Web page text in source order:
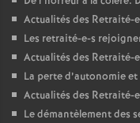
Actualités des Retraité-
Les retraité-e-s
Actualités des Retraité-
La perte d’autonomie
Actualités des Retraité-
Le démantèlement des